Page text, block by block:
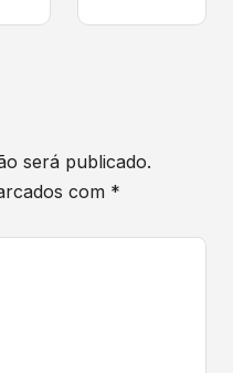
será publicado.
com *